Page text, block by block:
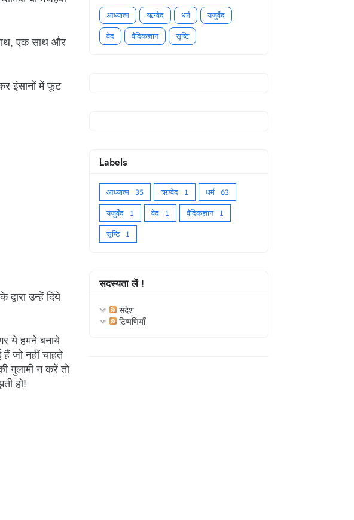
एक साथ और
इंसानों में फूट
उन्हें दिये
ये हमने बनाये
जो नहीं चाहते
गुलामी न करें तो
हो!
आध्यात्म ऋग्वेद धर्म यजुर्वेद
वेद वैदिकज्ञान सृष्टि
Labels
आध्यात्म 35 ऋग्वेद 1 धर्म 63
यजुर्वेद 1 वेद 1 वैदिकज्ञान 1
सृष्टि 1
सदस्यता लें !
संदेश
टिप्पणियाँ